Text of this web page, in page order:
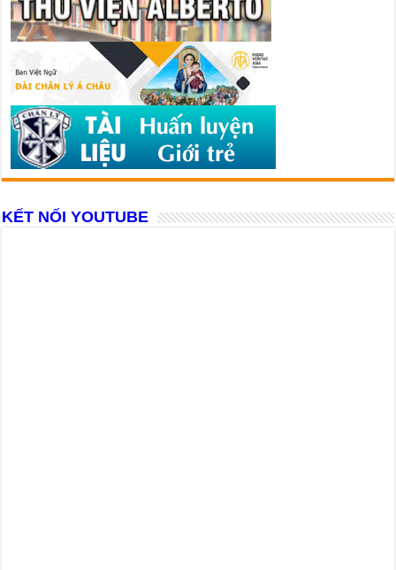
KẾT NỐI YOUTUBE